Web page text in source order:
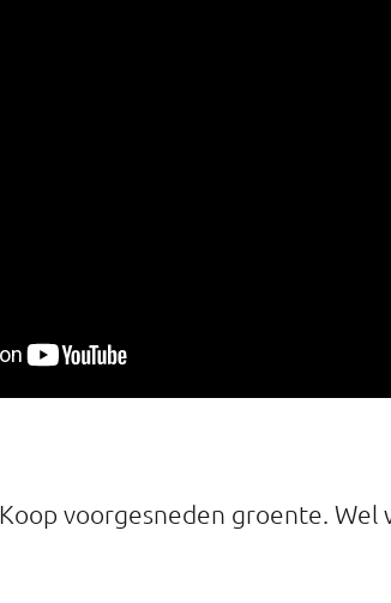
voorgesneden groente. Wel